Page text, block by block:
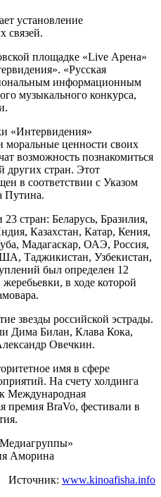
установление
связей.
площадке «Live Арена»
«Русская
информационным
музыкального конкурса,
«Интервидения»
моральные ценности своих
возможность познакомиться
других стран. Этот
в соответствии с Указом
Путина.
стран: Беларусь, Бразилия,
Казахстан, Катар, Кения,
Мадагаскар, ОАЭ, Россия,
Таджикистан, Узбекистан,
был определен 12
жеребьевки, в ходе которой
звезды российской эстрады.
Дима Билан, Клава Кока,
Овечкин.
имя в сфере
На счету холдинга
Международная
премия BraVo, фестивали в
Аморина
Источник: www.kinoafisha.info